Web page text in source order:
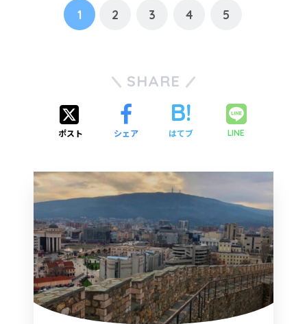
1 2 3 4 5
SHARE
ポスト シェア はてブ LINE